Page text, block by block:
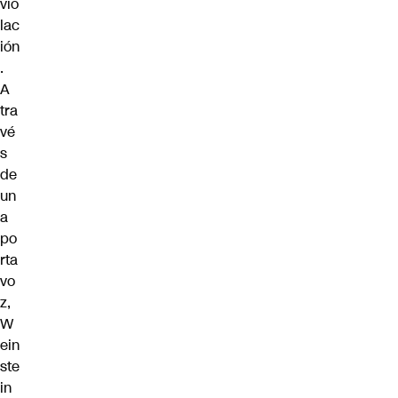
lac
ión
.
A
tra
vé
s
de
un
a
po
rta
vo
z,
W
ein
ste
in